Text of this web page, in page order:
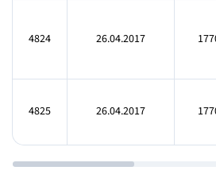
4824 26.04.2017
4825 26.04.2017